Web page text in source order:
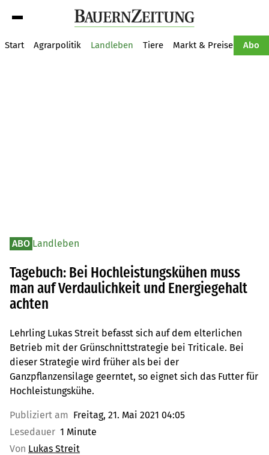
Start Agrarpolitik Landleben Tiere Markt & Preise Abo
ABO Landleben
Tagebuch: Bei Hochleistungskühen muss
man auf Verdaulichkeit und Energiegehalt
achten
Lehrling Lukas Streit befasst sich auf dem elterlichen
Betrieb mit der Grünschnittstrategie bei Triticale. Bei
dieser Strategie wird früher als bei der
Ganzpflanzensilage geerntet, so eignet sich das Futter für
Hochleistungskühe.
Publiziert am Freitag, 21. Mai 2021 04:05
Lesedauer 1 Minute
Von Lukas Streit